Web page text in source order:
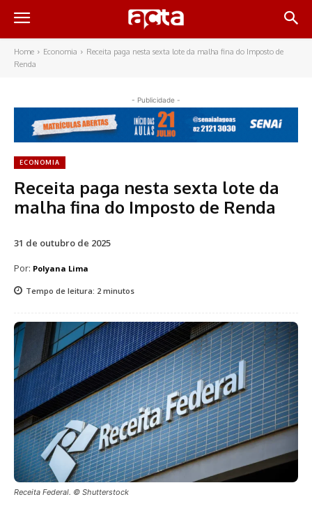
Home Economia
Receita paga nesta sexta lote da malha fina do Imposto de
Renda
- Publicidade -
ECONOMIA
Receita paga nesta sexta lote da
malha fina do Imposto de Renda
31 de outubro de 2025
Por: Polyana Lima
Tempo de leitura: 2 minutos
Receita Federal. © Shutterstock